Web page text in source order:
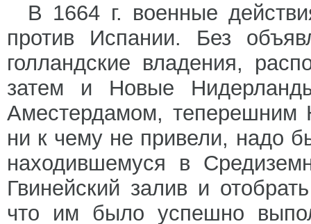
В 1664 г. военные
против Испании. Без
голландские владения,
затем и Новые
Аместердамом, теперешним
ни к чему не привели, надо
находившемуся в
Гвинейский залив и
что им было успешно